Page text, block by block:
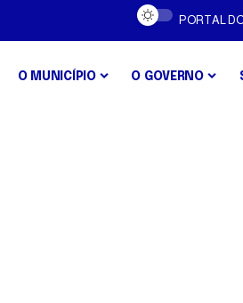
PORTAL
O MUNICÍPIO O GOVERNO